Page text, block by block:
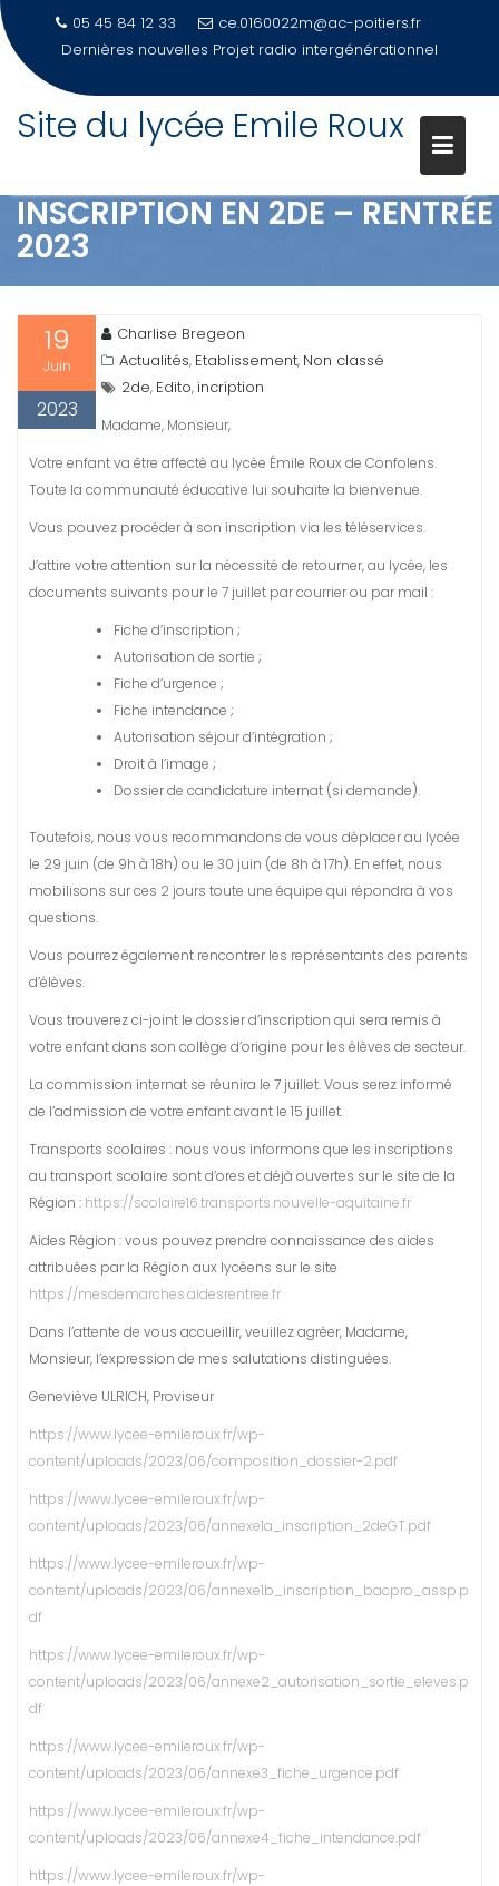
Skip
05 45 84 12 33
ce.0160022m@ac-poitiers.fr
Dernières nouvelles Projet radio intergénérationnel
Site du lycée Emile Roux
INSCRIPTION EN 2DE – RENTRÉE
2023
19
Juin
2023
Charlise Bregeon
Actualités, Etablissement, Non classé
2de, Edito, incription
Madame, Monsieur,
Votre enfant va être affecté au lycée Émile Roux de Confolens.
Toute la communauté éducative lui souhaite la bienvenue.
Vous pouvez procéder à son inscription via les téléservices.
J’attire votre attention sur la nécessité de retourner, au lycée, les
documents suivants pour le 7 juillet par courrier ou par mail :
Fiche d’inscription ;
Autorisation de sortie ;
Fiche d’urgence ;
Fiche intendance ;
Autorisation séjour d’intégration ;
Droit à l’image ;
Dossier de candidature internat (si demande).
Toutefois, nous vous recommandons de vous déplacer au lycée
le 29 juin (de 9h à 18h) ou le 30 juin (de 8h à 17h). En effet, nous
mobilisons sur ces 2 jours toute une équipe qui répondra à vos
questions.
Vous pourrez également rencontrer les représentants des parents
d’élèves.
Vous trouverez ci-joint le dossier d’inscription qui sera remis à
votre enfant dans son collège d’origine pour les élèves de secteur.
La commission internat se réunira le 7 juillet. Vous serez informé
de l’admission de votre enfant avant le 15 juillet.
Transports scolaires : nous vous informons que les inscriptions
au transport scolaire sont d’ores et déjà ouvertes sur le site de la
Région : https://scolaire16.transports.nouvelle-aquitaine.fr
Aides Région : vous pouvez prendre connaissance des aides
attribuées par la Région aux lycéens sur le site
https://mesdemarches.aidesrentree.fr
Dans l’attente de vous accueillir, veuillez agréer, Madame,
Monsieur, l’expression de mes salutations distinguées.
Geneviève ULRICH, Proviseur
https://www.lycee-emileroux.fr/wp-
content/uploads/2023/06/composition_dossier-2.pdf
https://www.lycee-emileroux.fr/wp-
content/uploads/2023/06/annexe1a_inscription_2deGT.pdf
https://www.lycee-emileroux.fr/wp-
content/uploads/2023/06/annexe1b_inscription_bacpro_assp.p
df
https://www.lycee-emileroux.fr/wp-
content/uploads/2023/06/annexe2_autorisation_sortie_eleves.p
df
https://www.lycee-emileroux.fr/wp-
content/uploads/2023/06/annexe3_fiche_urgence.pdf
https://www.lycee-emileroux.fr/wp-
content/uploads/2023/06/annexe4_fiche_intendance.pdf
https://www.lycee-emileroux.fr/wp-